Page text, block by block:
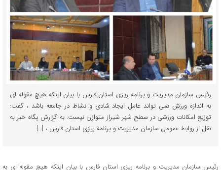
رئیس سازمان مدیریت و برنامه ریزی استان فارس با بیان اینکه هیچ مقوله ای
به اندازه ورزش نمی تواند عامل ایجاد شادی و نشاط در جامعه باشد ، گفت:
توزیع امکانات ورزشی در سطح شهر شیراز متوازن نیست. به گزارش پگاه خبر به
نقل از روابط عمومی سازمان مدیریت و برنامه ریزی استان فارس ، […]
رئیس سازمان مدیریت و برنامه ریزی استان فارس با بیان اینکه هیچ مقوله ای به